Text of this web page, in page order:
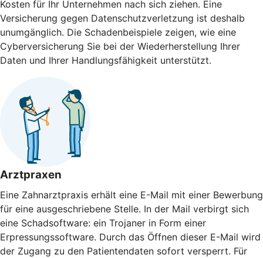
Kosten für Ihr Unternehmen nach sich ziehen. Eine
Versicherung gegen Daten­schutz­verletzung ist deshalb
unumgänglich. Die Schaden­beispiele zeigen, wie eine
Cyberversicherung Sie bei der Wieder­herstellung Ihrer
Daten und Ihrer Handlungs­fähigkeit unterstützt.
Arztpraxen
Eine Zahnarztpraxis erhält eine E-Mail mit einer Bewerbung
für eine ausgeschriebene Stelle. In der Mail verbirgt sich
eine Schadsoftware: ein Trojaner in Form einer
Erpressungssoftware. Durch das Öffnen dieser E-Mail wird
der Zugang zu den Patientendaten sofort versperrt. Für